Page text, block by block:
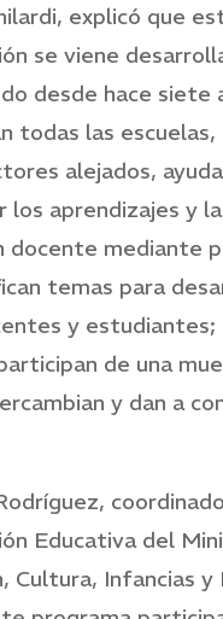
explicó que
se viene
desde hace siete
todas las escuelas,
alejados,
aprendizajes y la
docente mediante
temas para
y estudiantes;
de una
y dan a
Educativa del
Cultura, Infancias y